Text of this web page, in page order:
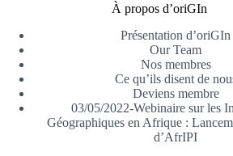
À propos d’oriGIn
Présentation d’oriGIn
Our Team
Nos membres
Ce qu’ils disent de
Deviens membre
03/05/2022-Webinaire sur les
Géographiques en Afrique :
d’AfrIPI